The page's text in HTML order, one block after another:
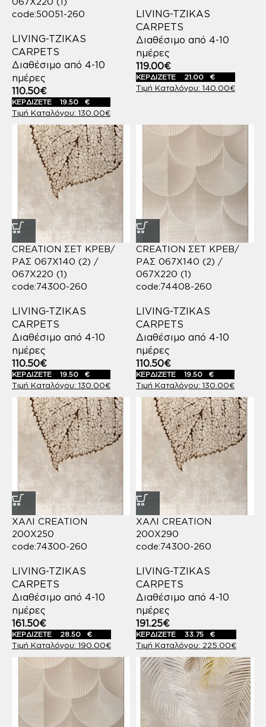
code:50051-260
LIVING-TZIKAS
CARPETS
Διαθέσιμο από 4-10
ημέρες
130.00€
110.50€
ΚΕΡΔΙΖΕΤΕ 19.50 €
LIVING-TZIKAS
CARPETS
Διαθέσιμο από 4-10
ημέρες
140.00€
119.00€
ΚΕΡΔΙΖΕΤΕ 21.00 €
CREATION ΣΕΤ ΚΡΕΒ/
ΡΑΣ 067X140 (2) /
067X220 (1)
code:74300-260
LIVING-TZIKAS
CARPETS
Διαθέσιμο από 4-10
ημέρες
130.00€
110.50€
ΚΕΡΔΙΖΕΤΕ 19.50 €
CREATION ΣΕΤ ΚΡΕΒ/
ΡΑΣ 067X140 (2) /
067X220 (1)
code:74408-260
LIVING-TZIKAS
CARPETS
Διαθέσιμο από 4-10
ημέρες
130.00€
110.50€
ΚΕΡΔΙΖΕΤΕ 19.50 €
ΧΑΛΙ CREATION
200X250
code:74300-260
LIVING-TZIKAS
CARPETS
Διαθέσιμο από 4-10
ημέρες
190.00€
161.50€
ΚΕΡΔΙΖΕΤΕ 28.50 €
ΧΑΛΙ CREATION
200X290
code:74300-260
LIVING-TZIKAS
CARPETS
Διαθέσιμο από 4-10
ημέρες
225.00€
191.25€
ΚΕΡΔΙΖΕΤΕ 33.75 €